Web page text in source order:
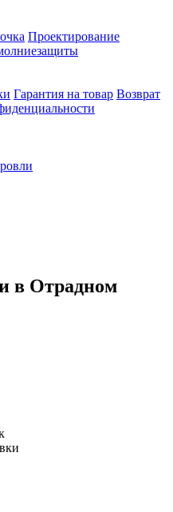
Проектирование
Гарантия на товар Возврат
в Отрадном